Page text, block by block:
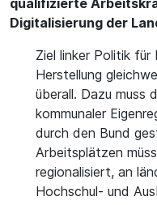
qualifizierte
Digitalisierung der
Ziel linker Politik für
Herstellung
überall. Dazu muss
kommunaler
durch den Bund
Arbeitsplätzen
regionalisiert, an
Hochschul- und